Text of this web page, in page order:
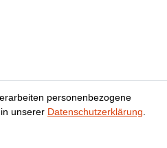
personenbezogene
unserer Daten­schutz­erklärung